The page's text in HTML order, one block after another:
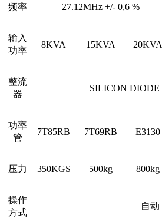
频率 27.12MHz +/- 0,6 %
输入
功率
8KVA 15KVA 20KVA
整流
器
SILICON DIODE
功率
管
7T85RB 7T69RB E3130
压力 350KGS 500kg 800kg
操作
方式
自动